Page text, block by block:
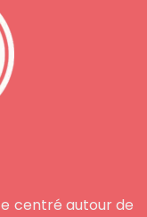
centré autour de